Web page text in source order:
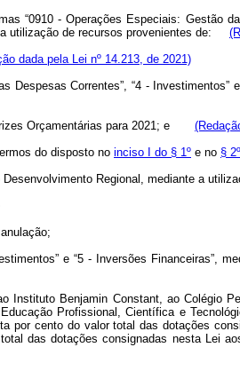
“0910 - Operações Especiais: Gestão
a utilização de recursos provenientes de:
dada pela Lei nº 14.213, de 2021)
Despesas Correntes”, “4 -
Orçamentárias para 2021; e
do disposto no inciso I do § 1º e no §
Regional, mediante a
e “5 - Inversões Financeiras”,
Instituto Benjamin Constant, ao Colégio
Profissional, Científica e
por cento do valor total das dotações
das dotações consignadas nesta Lei